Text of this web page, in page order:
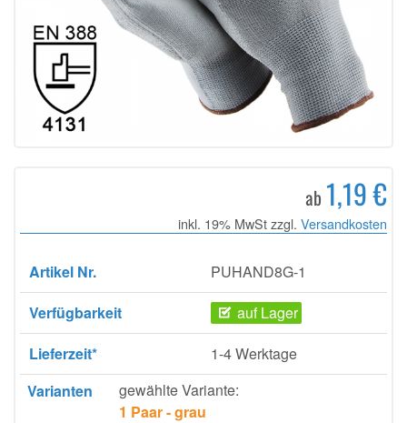
ab 1,19 €
inkl. 19% MwSt zzgl. Versandkosten
Artikel Nr.
PUHAND8G-1
Verfügbarkeit
auf Lager
Lieferzeit*
1-4 Werktage
Varianten
gewählte Variante:
1 Paar - grau